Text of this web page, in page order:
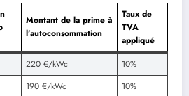
Montant de la prime à
l’autoconsommation
Taux de
TVA
appliqué
220 €/kWc
10%
190 €/kWc
10%